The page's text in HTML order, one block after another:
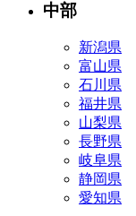
中部
新潟県
富山県
石川県
福井県
山梨県
長野県
岐阜県
静岡県
愛知県